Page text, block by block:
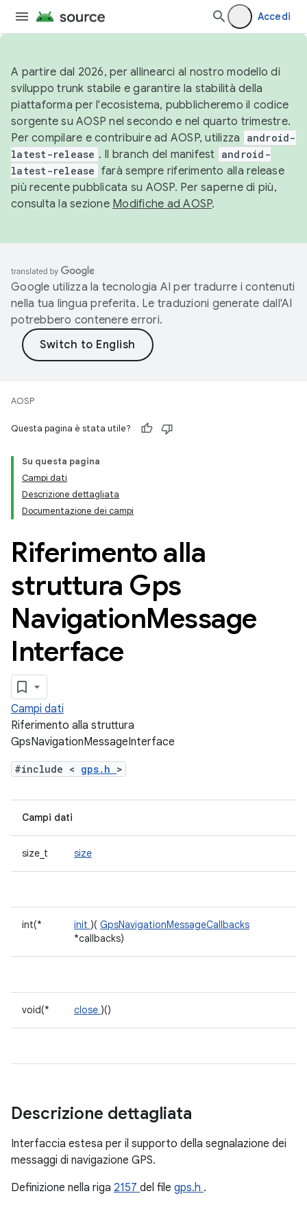
Accedi
A partire dal 2026, per allinearci al nostro modello di
sviluppo trunk stabile e garantire la stabilità della
piattaforma per l'ecosistema, pubblicheremo il codice
sorgente su AOSP nel secondo e nel quarto trimestre.
Per compilare e contribuire ad AOSP, utilizza
android-
latest-release . Il branch del manifest android-
latest-release farà sempre riferimento alla release
più recente pubblicata su AOSP. Per saperne di più,
consulta la sezione Modifiche ad AOSP.
Google utilizza la tecnologia AI per tradurre i contenuti
nella tua lingua preferita. Le traduzioni generate dall'AI
potrebbero contenere errori.
AOSP
Questa pagina è stata utile?
Su questa pagina
Campi dati
Descrizione dettagliata
Documentazione dei campi
Riferimento alla
struttura Gps
NavigationMessage
Interface
Campi dati
Riferimento alla struttura
GpsNavigationMessageInterface
#include < gps.h >
Campi dati
size_t size
int(* init )( GpsNavigationMessageCallbacks
*callbacks)
void(* close )()
Descrizione dettagliata
Interfaccia estesa per il supporto della segnalazione dei
messaggi di navigazione GPS.
Definizione nella riga 2157 del file gps.h .